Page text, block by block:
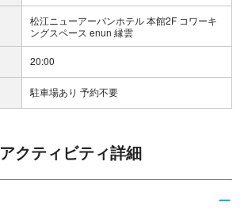
松江ニューアーバンホテル 本館2F コワーキ
ングスペース enun 縁雲
20:00
駐車場あり 予約不要
アクティビティ詳細